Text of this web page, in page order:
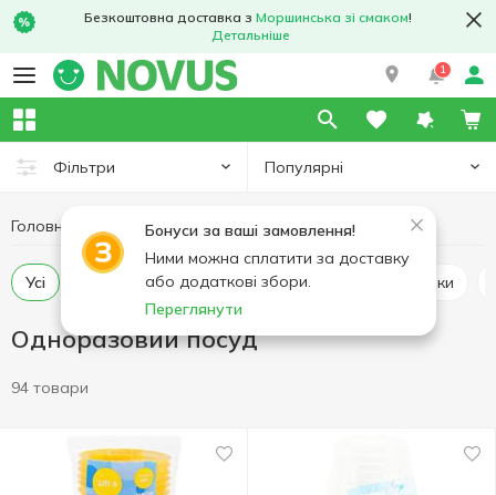
Безкоштовна доставка з Моршинська зі смаком!
Детальніше
1
Фільтри Популярні
Бонуси за ваші замовлення!
Ними можна сплатити за доставку
або додаткові збори.
Переглянути
Головна Одноразовий посуд
Усі Одноразові стаканчики Одноразові тарілки
Одноразовий посуд
94 товари